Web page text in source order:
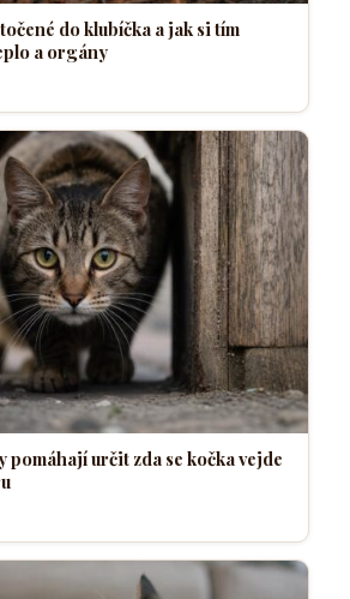
do klubíčka a jak si tím
a orgány
pomáhají určit zda se kočka vejde